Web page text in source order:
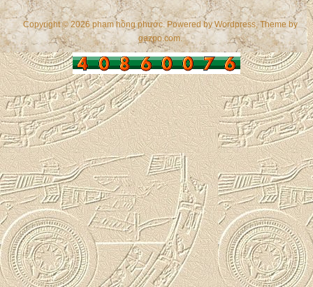
Copyright © 2026 phạm hồng phước. Powered byWordpress, Theme by
gazpo.com.